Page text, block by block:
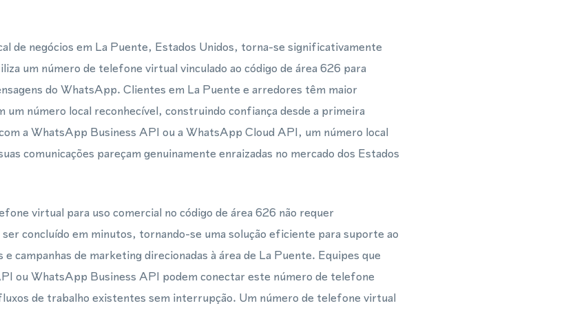
de negócios em La Puente, Estados Unidos, torna-se significativamente
um número de telefone virtual vinculado ao código de área 626 para
do WhatsApp. Clientes em La Puente e arredores têm maior
um número local reconhecível, construindo confiança desde a primeira
a WhatsApp Business API ou a WhatsApp Cloud API, um número local
comunicações pareçam genuinamente enraizadas no mercado dos Estados
virtual para uso comercial no código de área 626 não requer
concluído em minutos, tornando-se uma solução eficiente para suporte ao
campanhas de marketing direcionadas à área de La Puente. Equipes que
ou WhatsApp Business API podem conectar este número de telefone
de trabalho existentes sem interrupção. Um número de telefone virtual